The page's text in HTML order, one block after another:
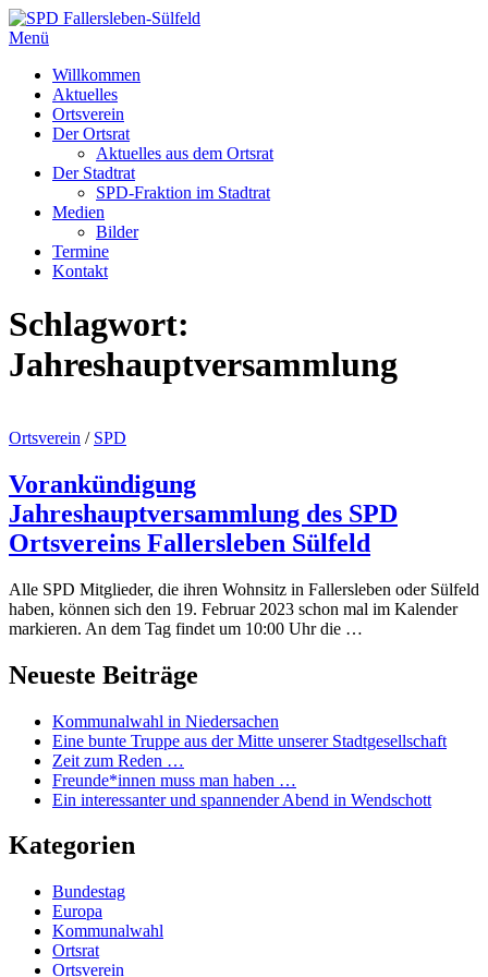
Zum
Inhalt
Menü
Willkommen
Aktuelles
Ortsverein
Der Ortsrat
Aktuelles aus dem Ortsrat
Der Stadtrat
SPD-Fraktion im Stadtrat
Medien
Bilder
Termine
Kontakt
Schlagwort:
Jahreshauptversammlung
Ortsverein / SPD
Vorankündigung
Jahreshauptversammlung des SPD
Ortsvereins Fallersleben Sülfeld
Alle SPD Mitglieder, die ihren Wohnsitz in Fallersleben oder Sülfeld
haben, können sich den 19. Februar 2023 schon mal im Kalender
markieren. An dem Tag findet um 10:00 Uhr die …
Neueste Beiträge
Kommunalwahl in Niedersachen
Eine bunte Truppe aus der Mitte unserer Stadtgesellschaft
Zeit zum Reden …
Freunde*innen muss man haben …
Ein interessanter und spannender Abend in Wendschott
Kategorien
Bundestag
Europa
Kommunalwahl
Ortsrat
Ortsverein